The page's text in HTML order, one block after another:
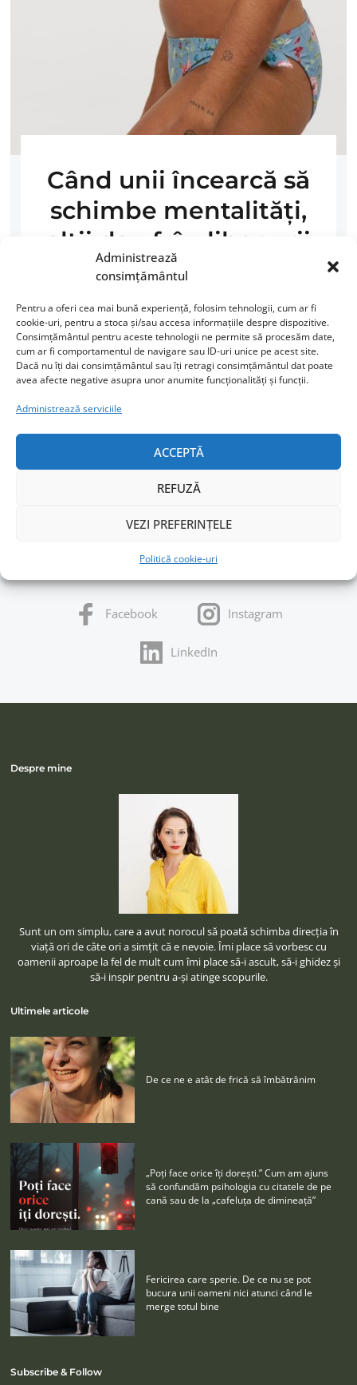
Administrează
consimțământul
Pentru a oferi cea mai bună experiență, folosim tehnologii, cum ar fi
cookie-uri, pentru a stoca și/sau accesa informațiile despre dispozitive.
Consimțământul pentru aceste tehnologii ne permite să procesăm date,
cum ar fi comportamentul de navigare sau ID-uri unice pe acest site.
Dacă nu îți dai consimțământul sau îți retragi consimțământul dat poate
avea afecte negative asupra unor anumite funcționalități și funcții.
Administrează serviciile
ACCEPTĂ
REFUZĂ
VEZI PREFERINȚELE
Politică cookie-uri
Când unii încearcă să
schimbe mentalităţi,
alţii dau frâu liber urii
19 IUNIE 2019
(NE)BUNE
Sursă foto: https://www2.hm.com/ro_ro/index.html
CITEȘTE MAI MULT
URMĂREȘTE-MI ACTIVITATEA
Facebook Instagram
LinkedIn
Despre mine
Sunt un om simplu, care a avut norocul să poată schimba direcţia în
viaţă ori de câte ori a simţit că e nevoie. Îmi place să vorbesc cu
oamenii aproape la fel de mult cum îmi place să-i ascult, să-i ghidez şi
să-i inspir pentru a-şi atinge scopurile.
Ultimele articole
De ce ne e atât de frică să îmbătrânim
„Poţi face orice îţi doreşti.” Cum am ajuns
să confundăm psihologia cu citatele de pe
cană sau de la „cafeluţa de dimineaţă”
Fericirea care sperie. De ce nu se pot
bucura unii oameni nici atunci când le
merge totul bine
Subscribe & Follow